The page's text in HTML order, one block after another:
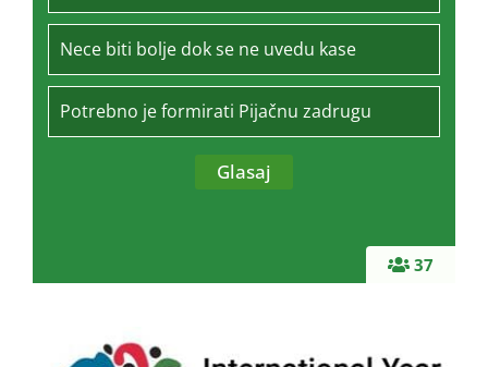
37
Nece biti bolje dok se ne uvedu kase
Potrebno je formirati Pijačnu zadrugu